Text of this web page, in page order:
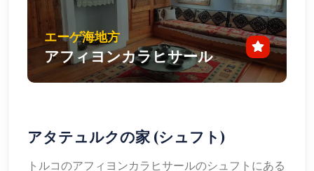
エーゲ海地方
アフィヨンカラヒサール
アタテュルクの家 (シュフト)
トルコのアフィヨンカラヒサールのシュフトにある